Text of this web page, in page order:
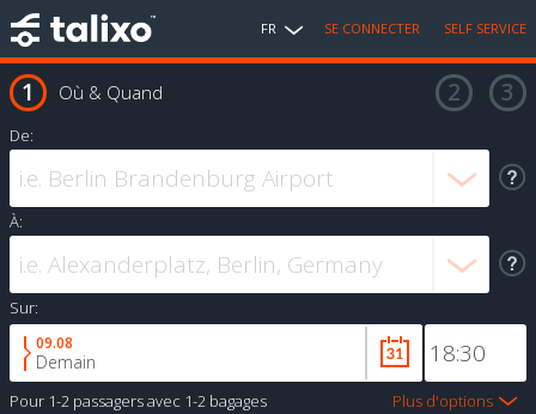
FR SE CONNECTER SELF SERVICE
Où & Quand
De:
À:
Sur:
09.08
Demain
Pour 1-2 passagersavec 1-2 bagages Plus d'options